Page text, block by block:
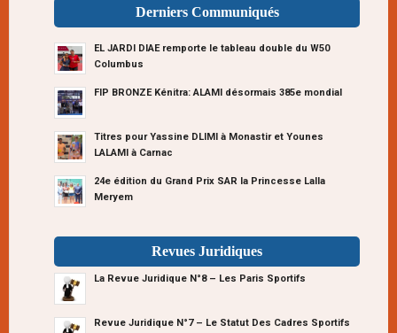
Derniers Communiqués
EL JARDI DIAE remporte le tableau double du W50
Columbus
FIP BRONZE Kénitra: ALAMI désormais 385e mondial
Titres pour Yassine DLIMI à Monastir et Younes
LALAMI à Carnac
24e édition du Grand Prix SAR la Princesse Lalla
Meryem
Revues Juridiques
La Revue Juridique N°8 – Les Paris Sportifs
Revue Juridique N°7 – Le Statut Des Cadres Sportifs